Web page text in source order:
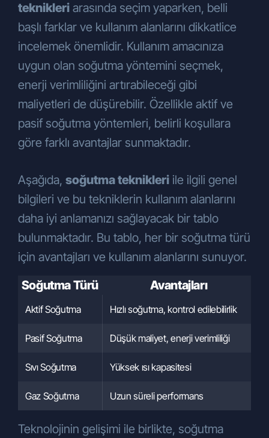
teknikleri arasında seçim yaparken, belli
başlı farklar ve kullanım alanlarını dikkatlice
incelemek önemlidir. Kullanım amacınıza
uygun olan soğutma yöntemini seçmek,
enerji verimliliğini artırabileceği gibi
maliyetleri de düşürebilir. Özellikle aktif ve
pasif soğutma yöntemleri, belirli koşullara
göre farklı avantajlar sunmaktadır.
Aşağıda, soğutma teknikleri ile ilgili genel
bilgileri ve bu tekniklerin kullanım alanlarını
daha iyi anlamanızı sağlayacak bir tablo
bulunmaktadır. Bu tablo, her bir soğutma türü
için avantajları ve kullanım alanlarını sunuyor.
Soğutma Türü
Avantajları
Aktif Soğutma Hızlı soğutma, kontrol edilebilirlik
Pasif Soğutma Düşük maliyet, enerji verimliliği
Sıvı Soğutma Yüksek ısı kapasitesi
Gaz Soğutma Uzun süreli performans
Teknolojinin gelişimi ile birlikte, soğutma
kuruluşlarıyla, sosyal medya
ajanslarıyla ve basın yayın
kuruluşlarıyla ,
Kampanya faaliyetlerinde vize ve
seyahat işlemlerinin
gerçekleştirilebilmesi amacıyla
acenteler bazında yurtdışına
aktarılabilmektedir.
KVKK Kapsamındaki Haklarınız
KVKK’nın 13. maddesinin 1. fıkrası
kullanmak ile ilgili talebinizi, yazılı olarak
veya Kişisel Verileri Koruma Kurulu’nun
belirlediği diğer yöntemlerle Şirketimize
iletebilirsiniz. Kişisel Verileri Koruma
Kurulu, şu aşamada herhangi bir yöntem
belirlemediği için, başvurunuzu, KVKK
gereğince, yazılı olarak Şirketimize
iletmeniz gerekmektedir. Bu çerçevede
Şirketimize KVKK’nın 11. maddesi
kapsamında yapacağınız başvurularda
kanallar ve usuller aşağıda
Yukarıda belirtilen haklarınızı kullanmak
KVKK’nın 11. maddesinde belirtilen
hakkınıza yönelik açıklamalarınızı içeren